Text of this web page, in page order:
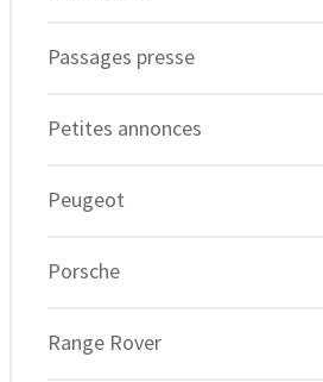
Passages presse
Petites annonces
Peugeot
Porsche
Range Rover